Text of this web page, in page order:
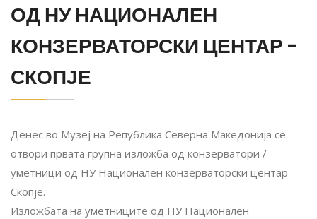
ОД НУ НАЦИОНАЛЕН
КОНЗЕРВАТОРСКИ ЦЕНТАР -
СКОПЈЕ
Денес во Музеј на Република Северна Македонија се
отвори првата групна изложба од конзерватори /
уметници од НУ Национален конзерваторски центар –
Скопје.
Изложбата на уметниците од НУ Национален